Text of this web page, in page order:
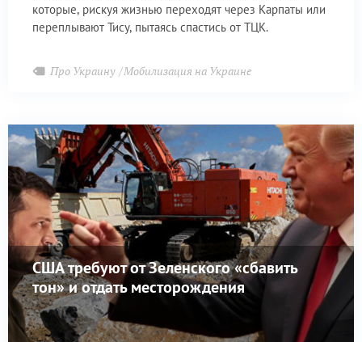
которые, рискуя жизнью переходят через Карпаты или
переплывают Тису, пытаясь спастись от ТЦК.
Про Украину Мобилизация на Украине
США требуют от Зеленского «сбавить
тон» и отдать месторождения